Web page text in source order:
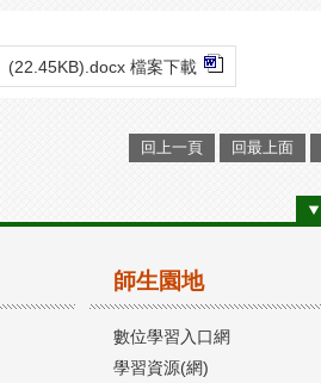
(22.45KB).docx 檔案下載
回上一頁 回最上面
師生園地
數位學習入口網
學習資源(網)